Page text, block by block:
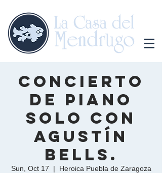
Concierto
de piano
solo con
Agustín
Bells.
Sun, Oct 17
  |
Heroica Puebla de Zaragoza